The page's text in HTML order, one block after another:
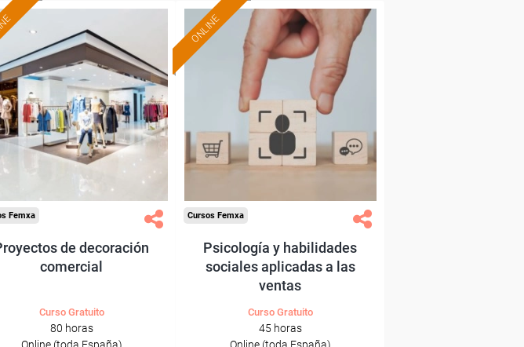
Formación 100%
subvencionada.
Para desempleados,
y autónomos.
Sector
-Comercio.
Femxa
de decoración
comercial
Curso Gratuito
80 horas
ONLINE
Formación 100%
subvencionada.
Para desempleados,
trabajadores y autónomos.
Sector
-Grandes Almacenes.
Cursos Femxa
Psicología y habilidades
sociales aplicadas a las
ventas
Curso Gratuito
45 horas